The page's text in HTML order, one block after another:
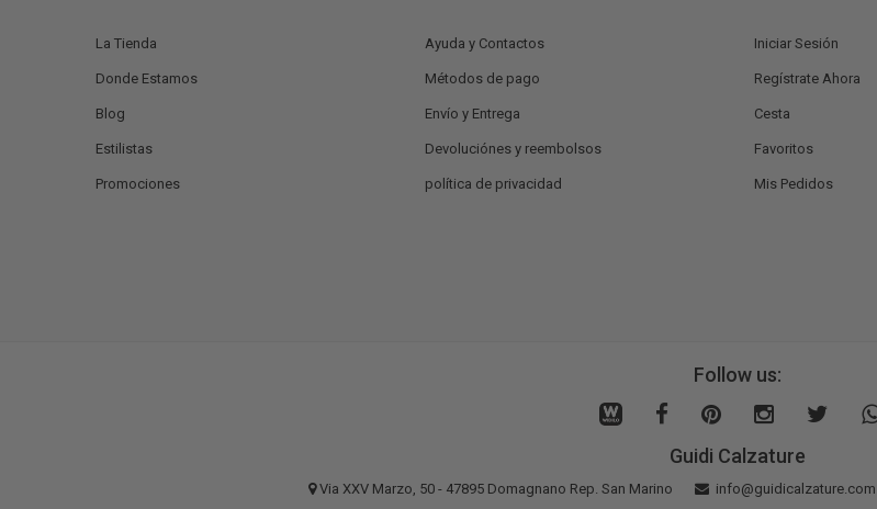
La Tienda
Donde Estamos
Blog
Estilistas
Promociones
Ayuda y Contactos
Métodos de pago
Envío y Entrega
Devoluciónes y reembolsos
política de privacidad
Iniciar Sesión
Regístrate Ahora
Cesta
Favoritos
Mis Pedidos
Follow us:
Guidi Calzature
Via XXV Marzo, 50 - 47895 Domagnano Rep. San Marino info@guidicalzature.com